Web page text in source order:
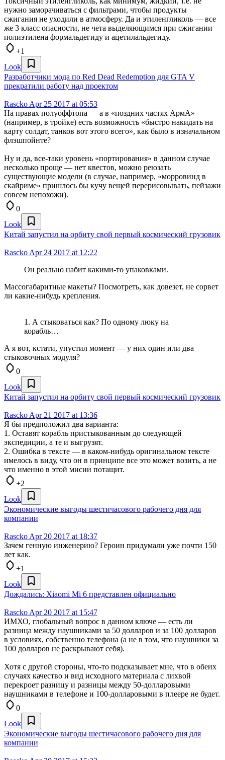
нужно заморачиваться с фильтрами, чтобы продукты
сжигания не уходили в атмосферу. Да и этиленгликоль — все
же 3 класс опасности, не чета выделяющимся при сжигании
полиэтилена формальдегиду и ацетилальдегиду.
+1
Look
Разработчики мода по Red Dead Redemption для GTA V
прекратили работу над проектом
Rascko Apr 25 2017 at 05:53
На правах полуоффтопа — а в «поздних частях АрмА»
(например, в тройке) есть возможность «быстро накидать на
карту солдат, танков вот этого всего», как было в изначальном
флэшпойнте?
Ну и да, все-таки уровень «портирования» в данном случае
несколько проще — нет квестов, можно реюзать
существующие модели (в случае, например, «морровинд в
скайриме» пришлось бы кучу вещей перерисовывать, пейзажи
совсем непохожи).
0
Look
Китай запустил на орбиту свой первый космический грузовик
Rascko Apr 24 2017 at 12:22
Он реально набит какими-то упаковками.
Массогабаритные макеты? Посмотреть, как довезет, не сорвет
ли какие-нибудь крепления.
1. А стыковаться как? По одному люку на
корабль…
А я вот, кстати, упустил момент — у них один или два
стыковочных модуля?
0
Look
Китай запустил на орбиту свой первый космический грузовик
Rascko Apr 21 2017 at 13:36
Я бы предположил два варианта:
1. Оставят корабль пристыкованным до следующей
экспедиции, а те и выгрузят.
2. Ошибка в тексте — в каком-нибудь оригинальном тексте
имелось в виду, что он в принципе все это может возить, а не
что именно в этой мисии потащит.
+2
Look
Экономические выгоды шестичасового рабочего дня для
компании
Rascko Apr 20 2017 at 18:37
Зачем генную инженерию? Героин придумали уже почти 150
лет как.
+1
Look
Дождались: Xiaomi Mi 6 представлен официально
Rascko Apr 20 2017 at 15:47
ИМХО, глобальный вопрос в данном ключе — есть ли
разница между наушниками за 50 долларов и за 100 долларов
в условиях, собственно телефона (а не в том, что наушники за
100 долларов не раскрывают себя).
Хотя с другой стороны, что-то подсказывает мне, что в обеих
случаях качество и вид исходного материала с лихвой
перекроет разницу и разницы между 50-долларовыми
наушниками в телефоне и 100-долларовыми в плеере не будет.
0
Look
Экономические выгоды шестичасового рабочего дня для
компании